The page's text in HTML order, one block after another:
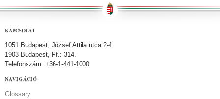
KAPCSOLAT
1051 Budapest, József Attila utca 2-4.
1903 Budapest, Pf.: 314.
Telefonszám: +36-1-441-1000
NAVIGÁCIÓ
Glossary